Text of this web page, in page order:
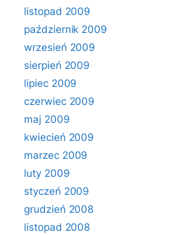
listopad 2009
październik 2009
wrzesień 2009
sierpień 2009
lipiec 2009
czerwiec 2009
maj 2009
kwiecień 2009
marzec 2009
luty 2009
styczeń 2009
grudzień 2008
listopad 2008